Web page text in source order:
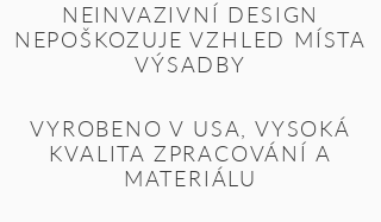
NEINVAZIVNÍ DESIGN
NEPOŠKOZUJE VZHLED MÍSTA
VÝSADBY
VYROBENO V USA, VYSOKÁ
KVALITA ZPRACOVÁNÍ A
MATERIÁLU